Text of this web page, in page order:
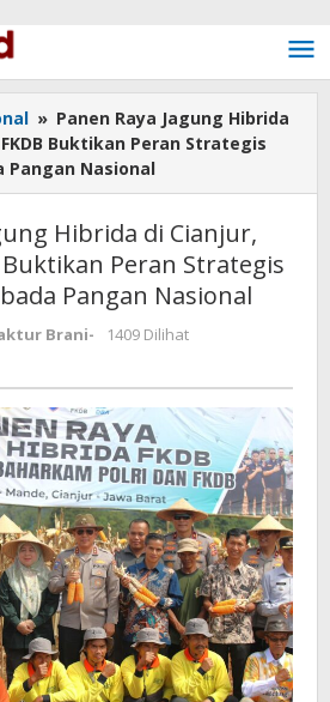
» Panen Raya Jagung Hibrida
Buktikan Peran Strategis
Pangan Nasional
Hibrida di Cianjur,
Buktikan Peran Strategis
Pangan Nasional
Brani-
1409 Dilihat